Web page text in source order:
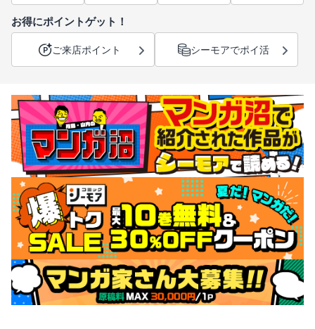
お得にポイントゲット！
ご来店ポイント シーモアでポイ活